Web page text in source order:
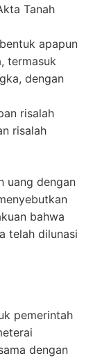
Tanah
apapun
termasuk
dengan
risalah
risalah
uang dengan
bahwa
telah dilunasi
pemerintah
dengan